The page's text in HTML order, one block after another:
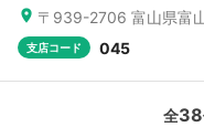
〒939-2706 富山県富
支店コード 045
全38